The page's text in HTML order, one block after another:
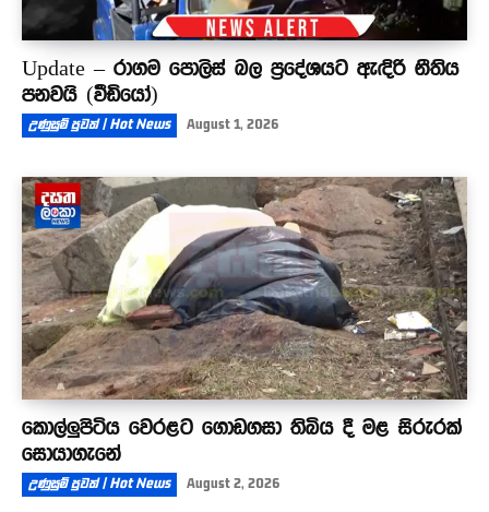
Update – රාගම පොලිස් බල ප්‍රදේශයට ඇඳිරි නීතිය
පනවයි (වීඩියෝ)
උණුසුම් පුවත් | Hot News August 1, 2026
කොල්ලුපිටිය වෙරළට ගොඩගසා තිබිය දී මළ සිරුරක්
සොයාගැනේ
උණුසුම් පුවත් | Hot News August 2, 2026